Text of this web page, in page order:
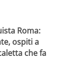
Roma:
ospiti a
che fa